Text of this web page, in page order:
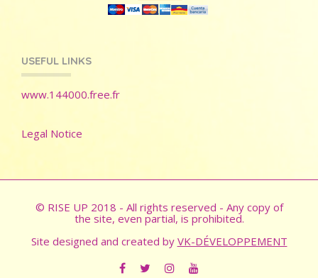
USEFUL LINKS
www.144000.free.fr
Legal Notice
© RISE UP 2018 - All rights reserved - Any copy of
the site, even partial, is prohibited.
Site designed and created by VK-DÉVELOPPEMENT